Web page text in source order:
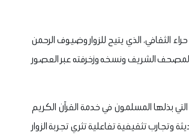
الثقافي، الذي يتيح للزوار وضيوف الرحمن
المصحف الشريف ونسخه وزخرفته عبر العصور
بذلها المسلمون في خدمة القرآن الكريم
وتجارب تثقيفية تفاعلية تثري تجربة الزوار